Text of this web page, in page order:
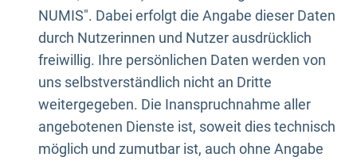
NUMIS". Dabei erfolgt die Angabe dieser Daten
durch Nutzerinnen und Nutzer ausdrücklich
freiwillig. Ihre persönlichen Daten werden von
uns selbstverständlich nicht an Dritte
weitergegeben. Die Inanspruchnahme aller
angebotenen Dienste ist, soweit dies technisch
möglich und zumutbar ist, auch ohne Angabe